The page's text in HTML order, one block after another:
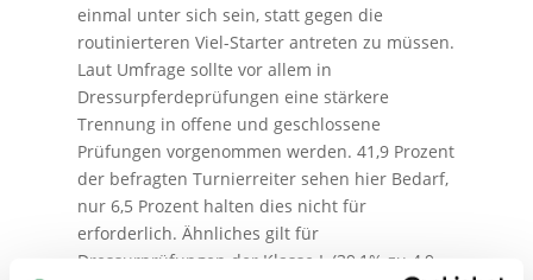
einmal unter sich sein, statt gegen die
routinierteren Viel-Starter antreten zu müssen.
Laut Umfrage sollte vor allem in
Dressurpferdeprüfungen eine stärkere
Trennung in offene und geschlossene
Prüfungen vorgenommen werden. 41,9 Prozent
der befragten Turnierreiter sehen hier Bedarf,
nur 6,5 Prozent halten dies nicht für
erforderlich. Ähnliches gilt für
Dressurprüfungen der Klasse L (39,1% zu 4,9